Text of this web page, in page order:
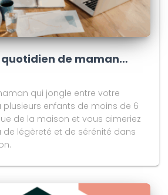
de maman…
qui jongle entre votre
plusieurs enfants de moins de 6
de la maison et vous aimeriez
de légèreté et de sérénité dans